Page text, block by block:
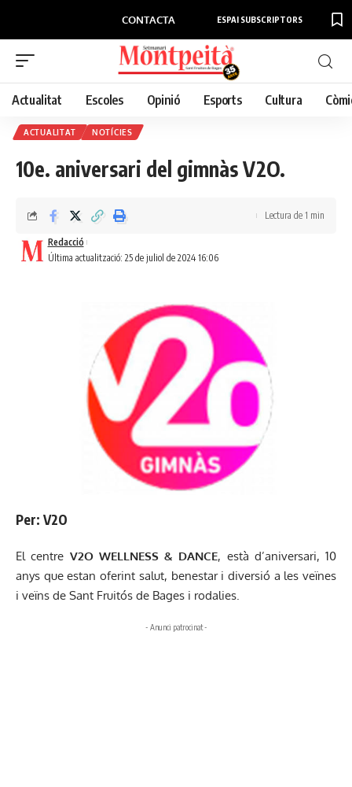
CONTACTA ESPAI SUBSCRIPTORS
Actualitat Escoles Opinió Esports Cultura
ACTUALITAT NOTÍCIES
10e. aniversari del gimnàs V2O.
Última actualització: 25 de juliol de 2024 16:06
Redacció
Lectura de 1 min
Per: V2O
El centre V2O WELLNESS & DANCE, està d’aniversari, 10
anys que estan oferint salut, benestar i diversió a les veïnes
i veïns de Sant Fruitós de Bages i rodalies.
- Anunci patrocinat -